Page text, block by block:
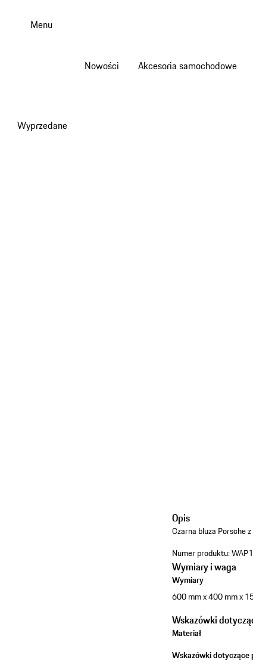
Menu
Nowości Akcesoria samochodowe
Wyprzedane
Opis
Czarna bluza Porsche
Numer produktu:
Wymiary i waga
Wymiary
600 mm x 400 mm x
Wskazówki
Materiał
Wskazówki dotyczące